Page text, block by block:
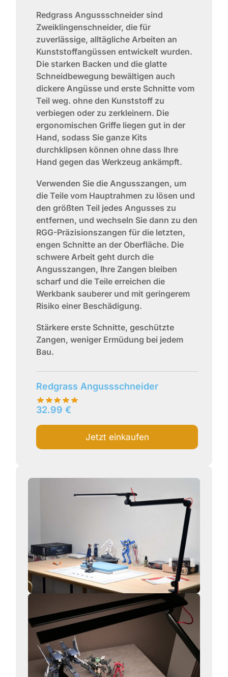
Redgrass Angussschneider sind
Zweiklingenschneider, die für
zuverlässige, alltägliche Arbeiten an
Kunststoffangüssen entwickelt wurden.
Die starken Backen und die glatte
Schneidbewegung bewältigen auch
dickere Angüsse und erste Schnitte vom
Teil weg. ohne den Kunststoff zu
verbiegen oder zu zerkleinern. Die
ergonomischen Griffe liegen gut in der
Hand, sodass Sie ganze Kits
durchklipsen können ohne dass Ihre
Hand gegen das Werkzeug ankämpft.
Verwenden Sie die Angusszangen, um
die Teile vom Hauptrahmen zu lösen und
den größten Teil jedes Angusses zu
entfernen, und wechseln Sie dann zu den
RGG-Präzisionszangen für die letzten,
engen Schnitte an der Oberfläche. Die
schwere Arbeit geht durch die
Angusszangen, Ihre Zangen bleiben
scharf und die Teile erreichen die
Werkbank sauberer und mit geringerem
Risiko einer Beschädigung.
Stärkere erste Schnitte, geschützte
Zangen, weniger Ermüdung bei jedem
Bau.
Redgrass Angussschneider
32.99 €
Jetzt einkaufen